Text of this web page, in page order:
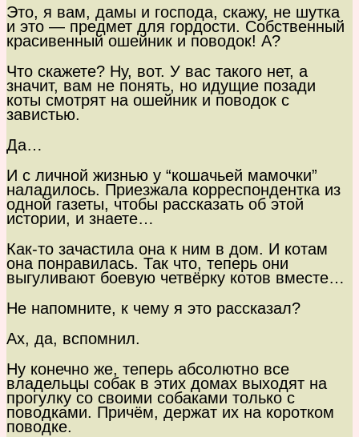
Это, я вам, дамы и господа, скажу, не шутка
и это — предмет для гордости. Собственный
красивенный ошейник и поводок! А?
Что скажете? Ну, вот. У вас такого нет, а
значит, вам не понять, но идущие позади
коты смотрят на ошейник и поводок с
завистью.
Да…
И с личной жизнью у “кошачьей мамочки”
наладилось. Приезжала корреспондентка из
одной газеты, чтобы рассказать об этой
истории, и знаете…
Как-то зачастила она к ним в дом. И котам
она понравилась. Так что, теперь они
выгуливают боевую четвёрку котов вместе…
Не напомните, к чему я это рассказал?
Ах, да, вспомнил.
Ну конечно же, теперь абсолютно все
владельцы собак в этих домах выходят на
прогулку со своими собаками только с
поводками. Причём, держат их на коротком
поводке.